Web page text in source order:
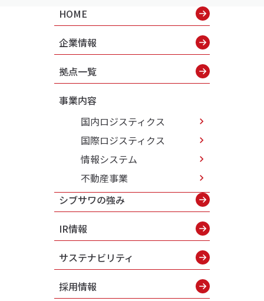
HOME
企業情報
拠点一覧
事業内容
国内ロジスティクス
国際ロジスティクス
情報システム
不動産事業
シブサワの強み
IR情報
サステナビリティ
採用情報